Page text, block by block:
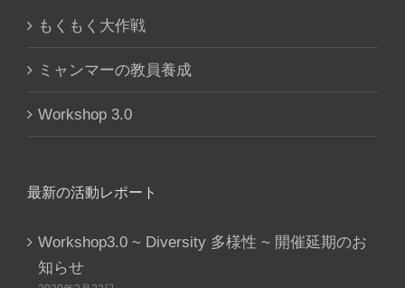
もくもく大作戦
ミャンマーの教員養成
Workshop 3.0
最新の活動レポート
Workshop3.0 ~ Diversity 多様性 ~ 開催延期のお
知らせ